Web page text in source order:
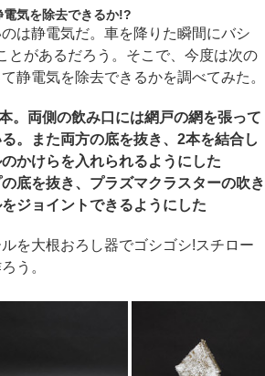
気を除去できるか!?
は静電気だ。車を降りた瞬間にバシ
とがあるだろう。そこで、今度は次の
静電気を除去できるかを調べてみた。
。両側の飲み口には網戸の網を張って
。また両方の底を抜き、2本を結合し
かけらを入れられるようにした
底を抜き、プラズマクラスターの吹き
ジョイントできるようにした
を大根おろし器でゴシゴシ!スチロー
う。